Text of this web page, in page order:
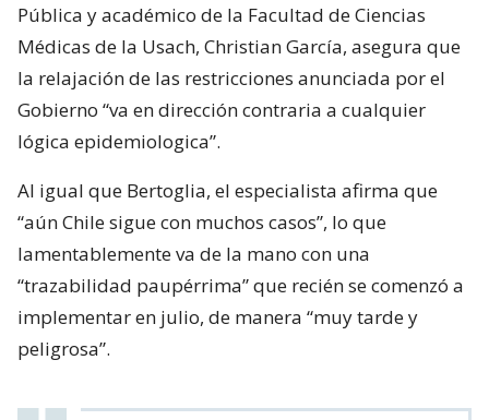
Pública y académico de la Facultad de Ciencias
Médicas de la Usach, Christian García, asegura que
la relajación de las restricciones anunciada por el
Gobierno “va en dirección contraria a cualquier
lógica epidemiologica”.
Al igual que Bertoglia, el especialista afirma que
“aún Chile sigue con muchos casos”, lo que
lamentablemente va de la mano con una
“trazabilidad paupérrima” que recién se comenzó a
implementar en julio, de manera “muy tarde y
peligrosa”.